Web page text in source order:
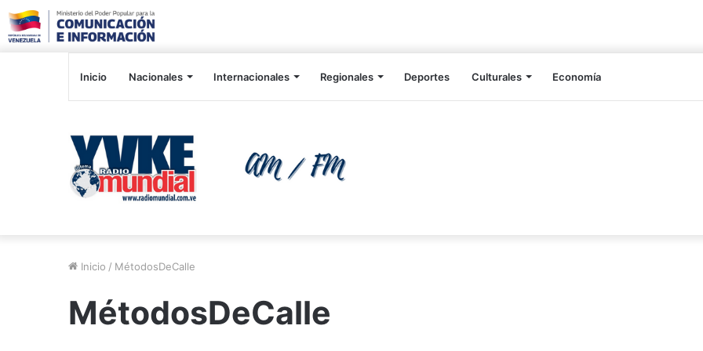
Inicio Nacionales Internacionales Regionales Deportes Culturales Economía
Inicio / MétodosDeCalle
MétodosDeCalle